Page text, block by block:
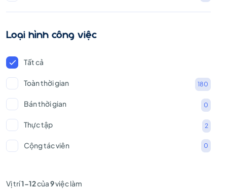
Loại hình công việc
Tất cả
Toàn thời gian 180
Bán thời gian 0
Thực tập 2
Cộng tác viên 0
Vị trí1-12của9việc làm